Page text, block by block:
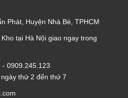
Phát, Huyện Nhà Bè, TPHCM
tại Hà Nội giao ngay trong
- 0909.245.123
thứ 2 đến thứ 7